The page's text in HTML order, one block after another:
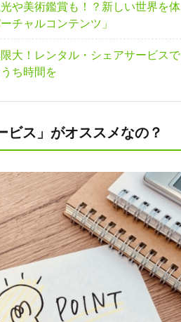
や美術鑑賞も！？新しい世界を体
チャルコンテンツ」
大！レンタル・シェアサービスで
ち時間を
ビス」がオススメなの？